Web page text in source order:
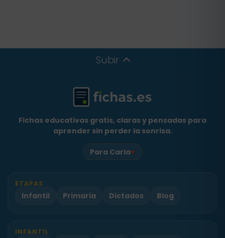
Subir
Fichas educativas gratis, claras y pensadas para
aprender sin perder la sonrisa.
Para Carla♥
ETAPAS
Infantil Primaria Dictados Blog
INFANTIL